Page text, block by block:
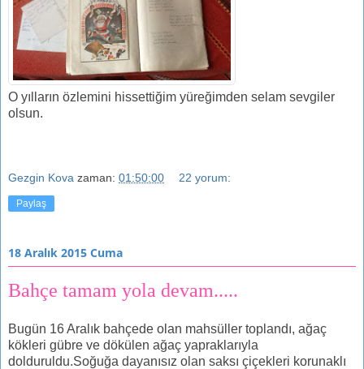
O yılların özlemini hissettiğim yüreğimden selam sevgiler
olsun.
Gezgin Kova zaman: 01:50:00 22 yorum:
Paylaş
18 Aralık 2015 Cuma
Bahçe tamam yola devam.....
Bugün 16 Aralık bahçede olan mahsüller toplandı, ağaç
kökleri gübre ve dökülen ağaç yapraklarıyla
dolduruldu.Soğuğa dayanısız olan saksı çiçekleri korunaklı